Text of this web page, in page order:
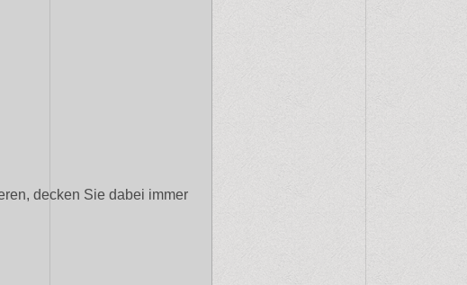
decken Sie dabei immer